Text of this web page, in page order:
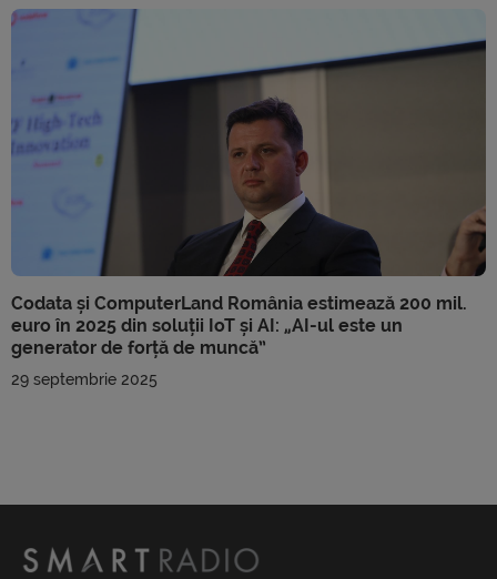
Codata și ComputerLand România estimează 200 mil.
euro în 2025 din soluții IoT și AI: „AI-ul este un
generator de forță de muncă”
29 septembrie 2025